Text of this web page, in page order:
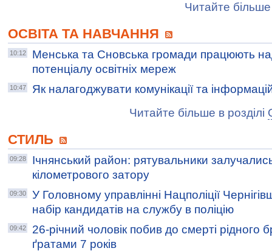
Читайте більше
ОСВІТА ТА НАВЧАННЯ
10:12
Менська та Сновська громади працюють
потенціалу освітніх мереж
10:47
Як налагоджувати комунікації та
Читайте більше в розділі
СТИЛЬ
09:28
Ічнянський район: рятувальники залучались
кілометрового затору
09:30
У Головному управлінні Нацполіції
набір кандидатів на службу в поліцію
09:42
26-річний чоловік побив до смерті рідного
ґратами 7 років